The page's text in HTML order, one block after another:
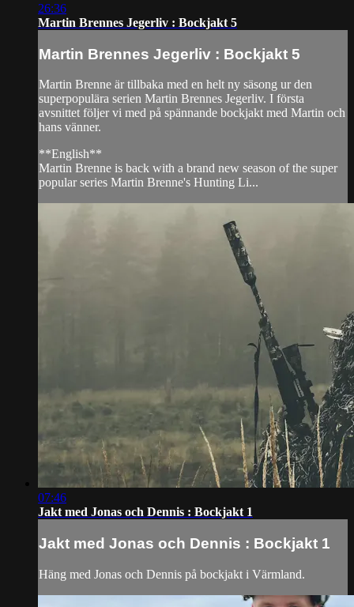
26:36
Martin Brennes Jegerliv : Bockjakt 5
Martin Brennes Jegerliv : Bockjakt 5
Martin Brenne är tillbaka med en helt ny säsong ur den
superpopulära serien Martin Brennes Jegerliv. I första
avsnittet följer vi med på spännande bockjakt med Martin och
hans vänner.
**English**
Martin Brenne is back with a brand new season of the super
popular series Martin Brenne's Hunting Li...
07:46
Jakt med Jonas och Dennis : Bockjakt 1
Jakt med Jonas och Dennis : Bockjakt 1
Häng med Jonas och Dennis på bockjakt i Värmland.